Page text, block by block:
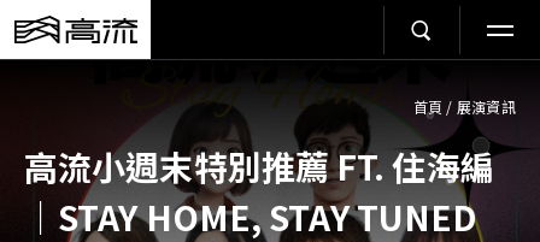
首頁 / 展演資訊
高流小週末特別推薦 FT. 住海編
｜STAY HOME, STAY TUNED